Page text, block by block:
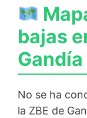
bajas
Gandía
No se ha
la ZBE de